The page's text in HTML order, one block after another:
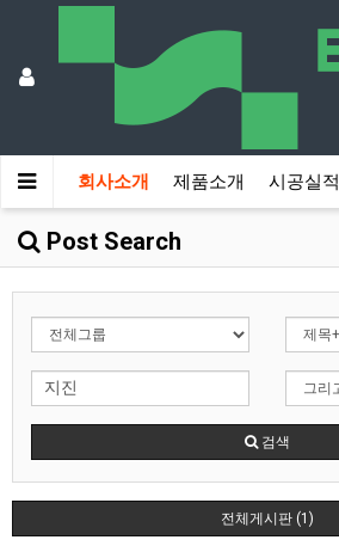
회사소개 제품소개 시공실적
Post Search
검색
전체게시판 (1)